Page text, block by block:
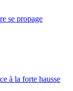
se propage
à la forte hausse